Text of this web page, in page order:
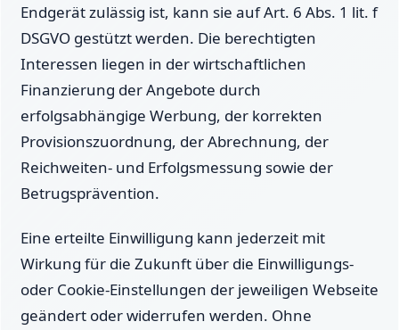
Endgerät zulässig ist, kann sie auf Art. 6 Abs. 1 lit. f
DSGVO gestützt werden. Die berechtigten
Interessen liegen in der wirtschaftlichen
Finanzierung der Angebote durch
erfolgsabhängige Werbung, der korrekten
Provisionszuordnung, der Abrechnung, der
Reichweiten- und Erfolgsmessung sowie der
Betrugsprävention.
Eine erteilte Einwilligung kann jederzeit mit
Wirkung für die Zukunft über die Einwilligungs-
oder Cookie-Einstellungen der jeweiligen Webseite
geändert oder widerrufen werden. Ohne